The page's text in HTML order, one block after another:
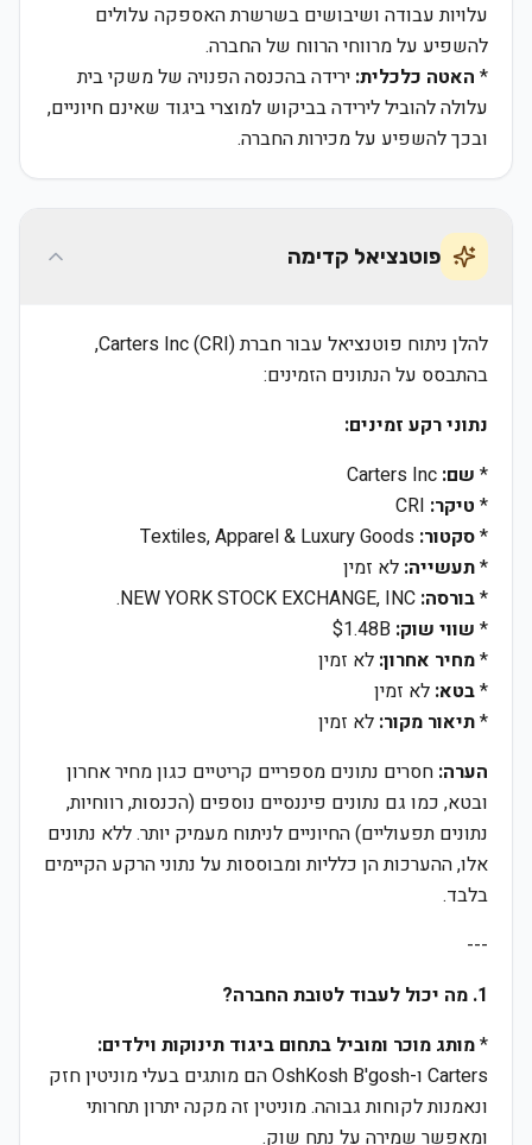
עלויות עבודה ושיבושים בשרשרת האספקה עלולים
להשפיע על מרווחי הרווח של החברה.
* האטה כלכלית: ירידה בהכנסה הפנויה של משקי בית
עלולה להוביל לירידה בביקוש למוצרי ביגוד שאינם חיוניים,
ובכך להשפיע על מכירות החברה.
פוטנציאל קדימה
להלן ניתוח פוטנציאל עבור חברת Carters Inc (CRI),
בהתבסס על הנתונים הזמינים:
נתוני רקע זמינים:
* שם:
* טיקר:
*סקטור:
*תעשייה: לא זמין
*בורסה:
* שווי שוק:
*מחיר אחרון: לא זמין
*בטא: לא זמין
*תיאור מקור: לא זמין
הערה: חסרים נתונים מספריים קריטיים כגון מחיר אחרון
ובטא, כמו גם נתונים פיננסיים נוספים (הכנסות, רווחיות,
נתונים תפעוליים) החיוניים לניתוח מעמיק יותר. ללא נתונים
אלו, ההערכות הן כלליות ומבוססות על נתוני הרקע הקיימים
בלבד.
---
1. מה יכול לעבוד לטובת החברה?
*מותג מוכר ומוביל בתחום ביגוד תינוקות וילדים:
Carters ו-OshKosh B'gosh הם מותגים בעלי מוניטין חזק
ונאמנות לקוחות גבוהה. מוניטין זה מקנה יתרון תחרותי
ומאפשר שמירה על נתח שוק.